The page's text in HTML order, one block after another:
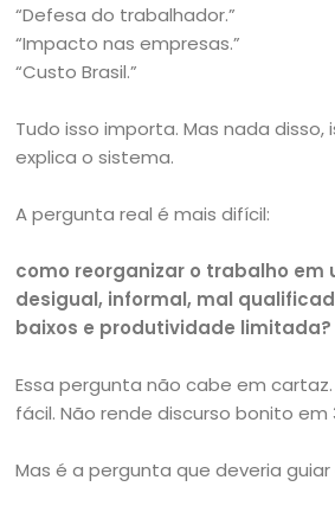
“Defesa do trabalhador.”
“Impacto nas empresas.”
“Custo Brasil.”
Tudo isso importa. Mas nada
explica o sistema.
A pergunta real é mais difícil:
como reorganizar o trabalho em
desigual, informal, mal
baixos e produtividade limitada?
Essa pergunta não cabe em
fácil. Não rende discurso bonito em
Mas é a pergunta que deveria guiar